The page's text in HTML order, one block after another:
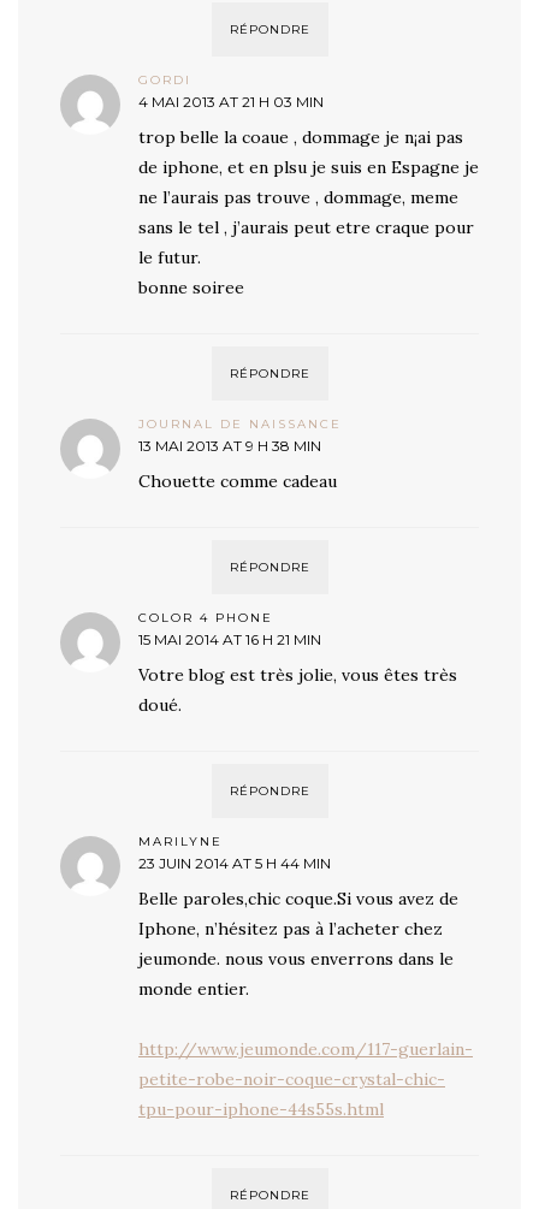
RÉPONDRE
GORDI
4 MAI 2013 AT 21 H 03 MIN
trop belle la coaue , dommage je n¡ai pas
de iphone, et en plsu je suis en Espagne je
ne l’aurais pas trouve , dommage, meme
sans le tel , j’aurais peut etre craque pour
le futur.
bonne soiree
RÉPONDRE
JOURNAL DE NAISSANCE
13 MAI 2013 AT 9 H 38 MIN
Chouette comme cadeau
RÉPONDRE
COLOR 4 PHONE
15 MAI 2014 AT 16 H 21 MIN
Votre blog est très jolie, vous êtes très
doué.
RÉPONDRE
MARILYNE
23 JUIN 2014 AT 5 H 44 MIN
Belle paroles,chic coque.Si vous avez de
Iphone, n’hésitez pas à l’acheter chez
jeumonde. nous vous enverrons dans le
monde entier.
http://www.jeumonde.com/117-guerlain-
petite-robe-noir-coque-crystal-chic-
tpu-pour-iphone-44s55s.html
RÉPONDRE